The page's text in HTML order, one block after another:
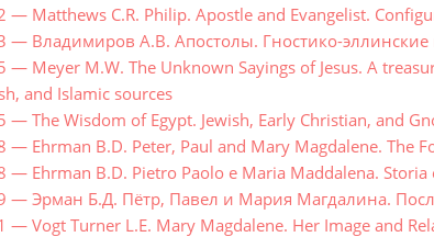
— Matthews C.R. Philip. Apostle and Evangelist.
— Владимиров А.В. Апостолы. Гностико-эллинские
— Meyer M.W. The Unknown Sayings of Jesus. A
and Islamic sources
— The Wisdom of Egypt. Jewish, Early Christian, and
— Ehrman B.D. Peter, Paul and Mary Magdalene. The
— Ehrman B.D. Pietro Paolo e Maria Maddalena. Storia
— Эрман Б.Д. Пётр, Павел и Мария Магдалина.
— Vogt Turner L.E. Mary Magdalene. Her Image and